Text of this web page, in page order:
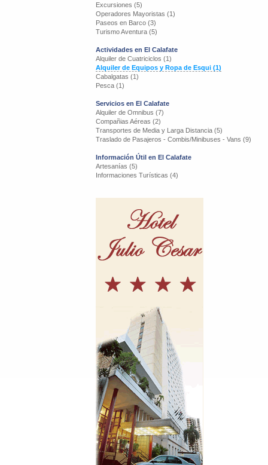
Excursiones (5)
Operadores Mayoristas (1)
Paseos en Barco (3)
Turismo Aventura (5)
Actividades en El Calafate
Alquiler de Cuatriciclos (1)
Alquiler de Equipos y Ropa de Esqui (1)
Cabalgatas (1)
Pesca (1)
Servicios en El Calafate
Alquiler de Omnibus (7)
Compañias Aéreas (2)
Transportes de Media y Larga Distancia (5)
Traslado de Pasajeros - Combis/Minibuses - Vans (9)
Información Útil en El Calafate
Artesanías (5)
Informaciones Turísticas (4)